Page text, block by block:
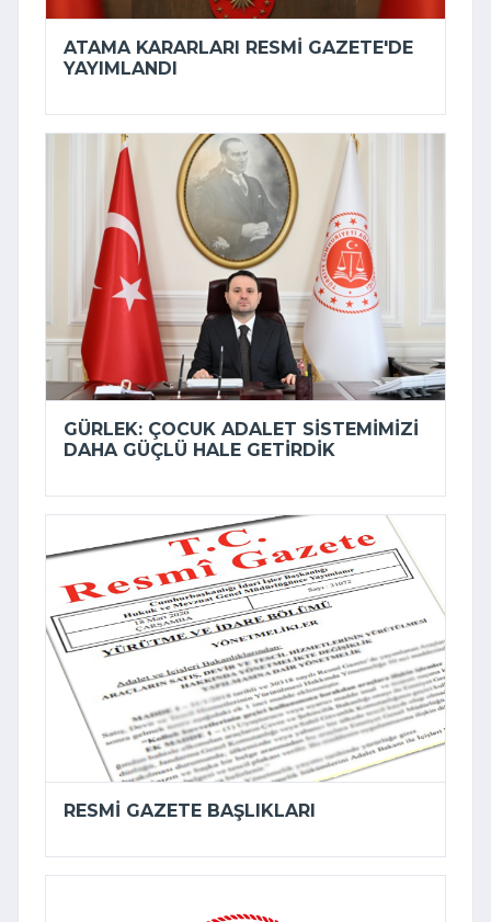
ATAMA KARARLARI RESMI GAZETE'DE
YAYIMLANDI
GÜRLEK: ÇOCUK ADALET SISTEMIMIZI
DAHA GÜÇLÜ HALE GETIRDIK
RESMI GAZETE BAŞLIKLARI